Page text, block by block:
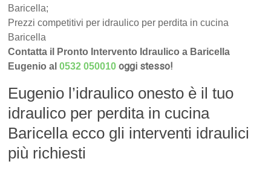
Baricella;
Prezzi competitivi per idraulico per perdita in cucina
Baricella
Contatta il Pronto Intervento Idraulico a Baricella
Eugenio al0532 050010 oggi stesso!
Eugenio l’idraulico onesto è il tuo
idraulico per perdita in cucina
Baricella ecco gli interventi idraulici
più richiesti